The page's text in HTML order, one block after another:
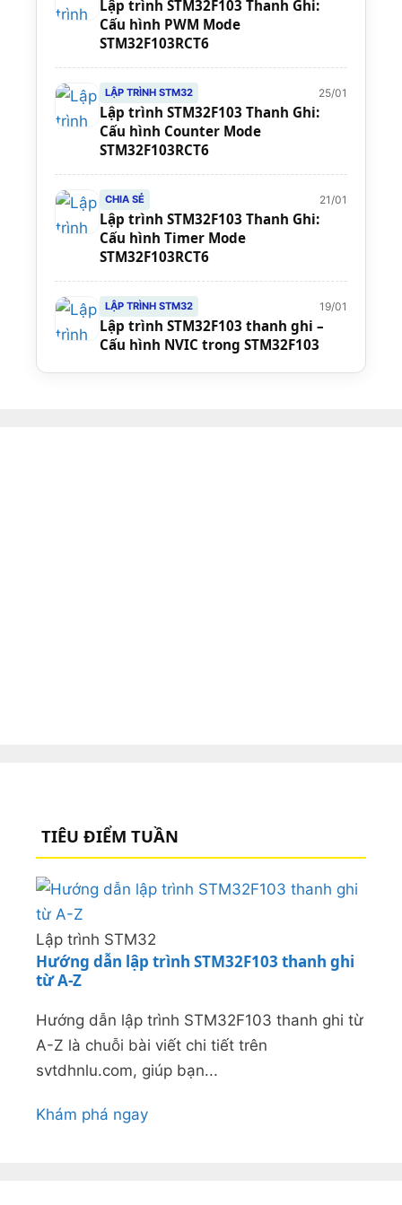
Lập trình STM32F103 Thanh Ghi:
Cấu hình PWM Mode
STM32F103RCT6
LẬP TRÌNH STM32 25/01
Lập trình STM32F103 Thanh Ghi:
Cấu hình Counter Mode
STM32F103RCT6
CHIA SẺ 21/01
Lập trình STM32F103 Thanh Ghi:
Cấu hình Timer Mode
STM32F103RCT6
LẬP TRÌNH STM32 19/01
Lập trình STM32F103 thanh ghi –
Cấu hình NVIC trong STM32F103
TIÊU ĐIỂM TUẦN
Lập trình STM32
Hướng dẫn lập trình STM32F103 thanh ghi
từ A-Z
Hướng dẫn lập trình STM32F103 thanh ghi từ
A-Z là chuỗi bài viết chi tiết trên
svtdhnlu.com, giúp bạn...
Khám phá ngay